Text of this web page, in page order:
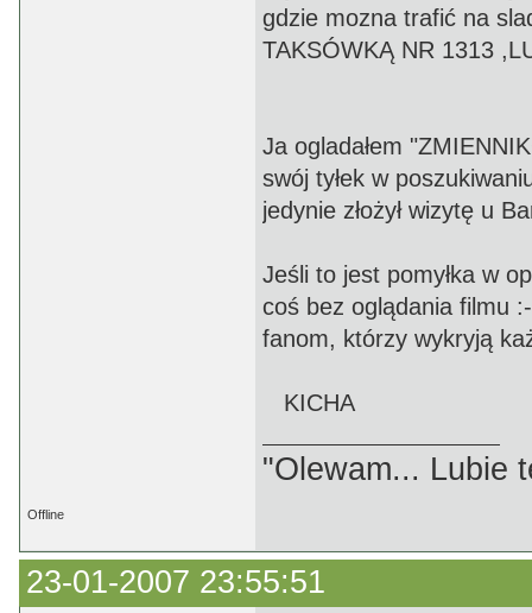
gdzie mozna trafić na
TAKSÓWKĄ NR 1313
Ja ogladałem
swój tyłek w
jedynie złożył wizytę u
Jeśli to jest pomyłka w
coś bez oglądania filmu
fanom, którzy wykryją
KICHA
"Olewam... Lubie
Offline
23-01-2007 23:55:51